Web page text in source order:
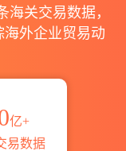
海关交易数据，
外企业贸易动
亿+
易数据